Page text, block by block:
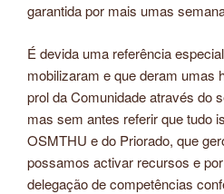
garantida por mais umas
É devida uma referência
mobilizaram e que deram umas
prol da Comunidade através do
mas sem antes referir que tudo
OSMTHU e do Priorado, que
possamos activar recursos e
delegação de competências